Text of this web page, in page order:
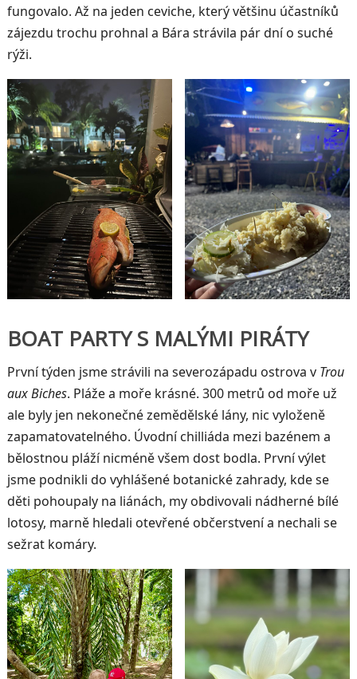
fungovalo. Až na jeden ceviche, který většinu účastníků
zájezdu trochu prohnal a Bára strávila pár dní o suché
rýži.
BOAT PARTY S MALÝMI PIRÁTY
První týden jsme strávili na severozápadu ostrova v Trou
aux Biches. Pláže a moře krásné. 300 metrů od moře už
ale byly jen nekonečné zemědělské lány, nic vyloženě
zapamatovatelného. Úvodní chilliáda mezi bazénem a
bělostnou pláží nicméně všem dost bodla. První výlet
jsme podnikli do vyhlášené botanické zahrady, kde se
děti pohoupaly na liánách, my obdivovali nádherné bílé
lotosy, marně hledali otevřené občerstvení a nechali se
sežrat komáry.